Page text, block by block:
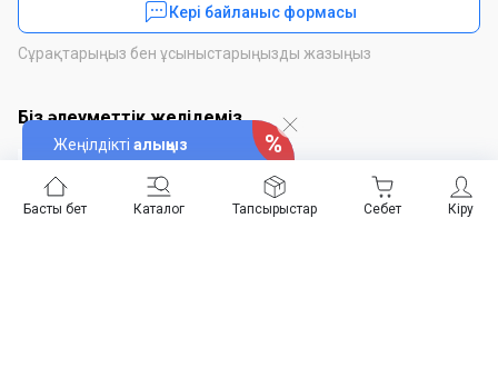
Басты бет Каталог Кіру
Тапсырыстар Себет
Жеңілдікті алыңыз
Кері байланыс формасы
Сұрақтарыңыз бен ұсыныстарыңызды жазыңыз
Біз әлеуметтік желідеміз